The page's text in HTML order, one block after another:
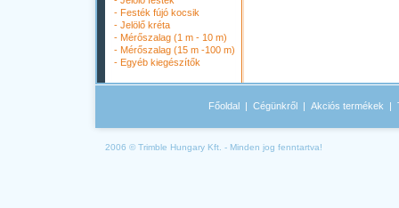
- Festék fújó kocsik
- Jelölő kréta
- Mérőszalag (1 m - 10 m)
- Mérőszalag (15 m -100 m)
- Egyéb kiegészítők
Főoldal | Cégünkről | Akciós termékek |
2006 © Trimble Hungary Kft. - Minden jog fenntartva!